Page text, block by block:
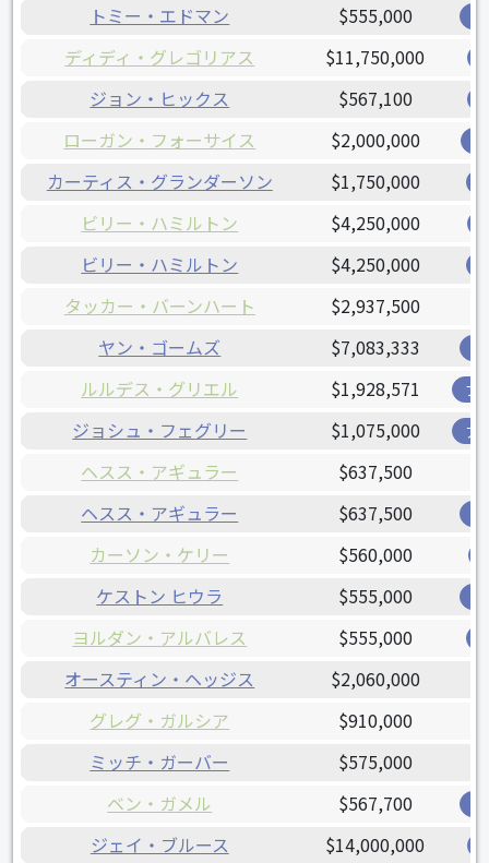
トミー・エドマン $555,000
ディディ・グレゴリアス $11,750,000
ジョン・ヒックス $567,100
ローガン・フォーサイス $2,000,000
カーティス・グランダーソン $1,750,000
ビリー・ハミルトン $4,250,000
ビリー・ハミルトン $4,250,000
タッカー・バーンハート
$2,937,500
ヤン・ゴームズ
$7,083,333
ルルデス・グリエル $1,928,571 ブ
ジョシュ・フェグリー $1,075,000 ア
ヘスス・アギュラー
$637,500
ヘスス・アギュラー
$637,500
カーソン・ケリー $560,000
ケストン ヒウラ $555,000
ヨルダン・アルバレス $555,000
オースティン・ヘッジス $2,060,000
グレグ・ガルシア $910,000
ミッチ・ガーバー $575,000
ベン・ガメル $567,700
ジェイ・ブルース $14,000,000